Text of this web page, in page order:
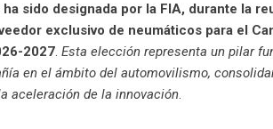
sido designada por la FIA, durante la
exclusivo de neumáticos para el
2027. Esta elección representa un pilar
en el ámbito del automovilismo,
aceleración de la innovación.